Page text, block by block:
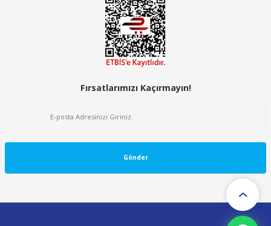
Fırsatlarımızı Kaçırmayın!
Gönder